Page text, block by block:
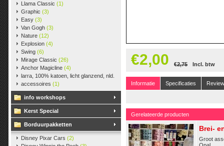
Llama Classic (1)
Graphic (3)
Easy (3)
Van Gogh (3)
Nature (12)
Explosion (4)
Swing (6)
Mirage Classic (26)
Anchor Magicline (4)
larra, 100% katoen, licht glanzend, nld. 2,5-3, ca. 125m, 50 gr.(38)
accessoires (1)
info workshops
Kerst Special
Borduurpakketten
Disney Pixar Cars (2)
€2,00 €2,75 Incl. btw
Informatie Specificaties
Gerelateerde producten
Brei-
Groot